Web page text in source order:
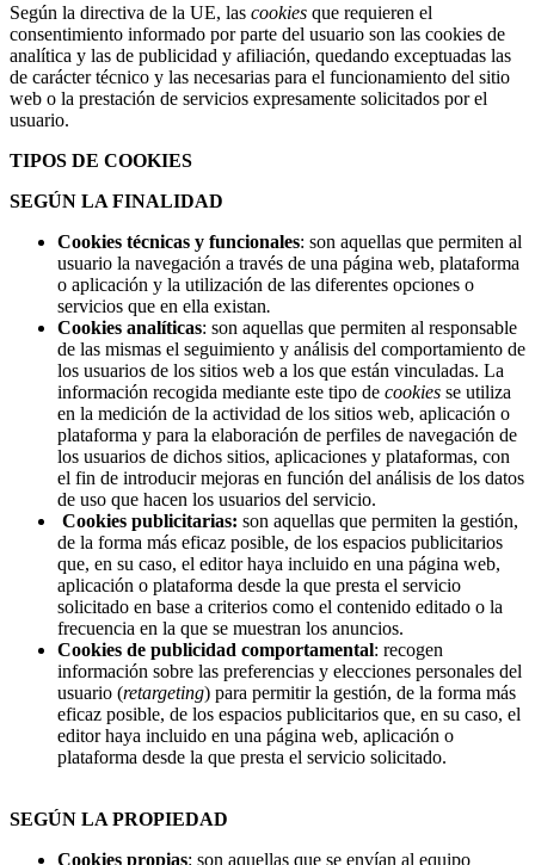
Según la directiva de la UE, las cookies que requieren el
consentimiento informado por parte del usuario son las cookies de
analítica y las de publicidad y afiliación, quedando exceptuadas las
de carácter técnico y las necesarias para el funcionamiento del sitio
web o la prestación de servicios expresamente solicitados por el
usuario.
TIPOS DE COOKIES
SEGÚN LA FINALIDAD
Cookies técnicas y funcionales: son aquellas que permiten al
usuario la navegación a través de una página web, plataforma
o aplicación y la utilización de las diferentes opciones o
servicios que en ella existan.
Cookies analíticas: son aquellas que permiten al responsable
de las mismas el seguimiento y análisis del comportamiento de
los usuarios de los sitios web a los que están vinculadas. La
información recogida mediante este tipo de cookies se utiliza
en la medición de la actividad de los sitios web, aplicación o
plataforma y para la elaboración de perfiles de navegación de
los usuarios de dichos sitios, aplicaciones y plataformas, con
el fin de introducir mejoras en función del análisis de los datos
de uso que hacen los usuarios del servicio.
Cookies publicitarias: son aquellas que permiten la gestión,
de la forma más eficaz posible, de los espacios publicitarios
que, en su caso, el editor haya incluido en una página web,
aplicación o plataforma desde la que presta el servicio
solicitado en base a criterios como el contenido editado o la
frecuencia en la que se muestran los anuncios.
Cookies de publicidad comportamental: recogen
información sobre las preferencias y elecciones personales del
usuario (retargeting) para permitir la gestión, de la forma más
eficaz posible, de los espacios publicitarios que, en su caso, el
editor haya incluido en una página web, aplicación o
plataforma desde la que presta el servicio solicitado.
SEGÚN LA PROPIEDAD
Cookies propias: son aquellas que se envían al equipo